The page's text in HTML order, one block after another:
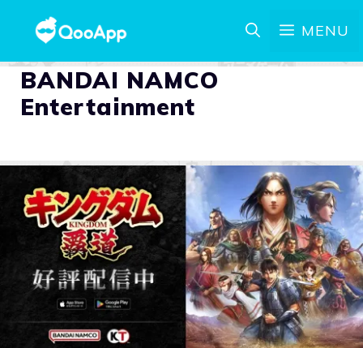
MENU
BANDAI NAMCO
Entertainment